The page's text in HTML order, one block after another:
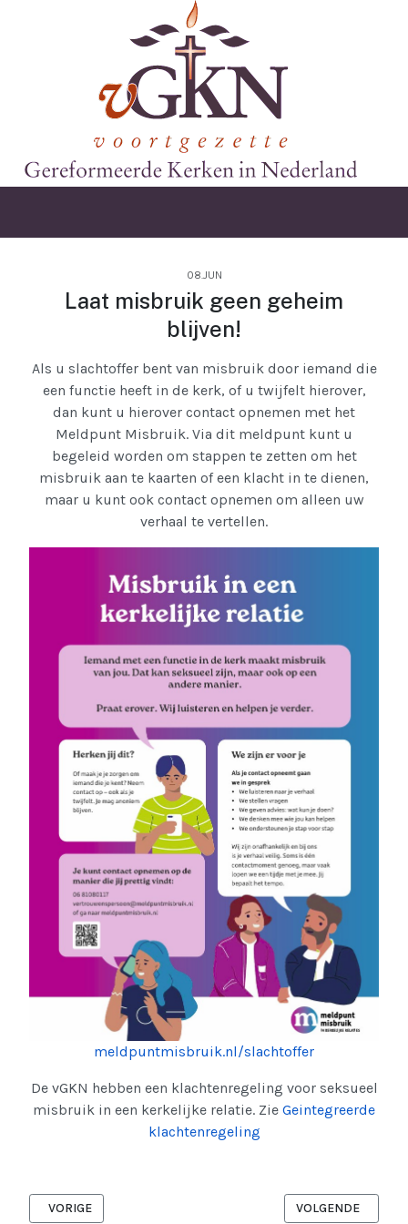
08.JUN
Laat misbruik geen geheim
blijven!
Als u slachtoffer bent van misbruik door iemand die
een functie heeft in de kerk, of u twijfelt hierover,
dan kunt u hierover contact opnemen met het
Meldpunt Misbruik. Via dit meldpunt kunt u
begeleid worden om stappen te zetten om het
misbruik aan te kaarten of een klacht in te dienen,
maar u kunt ook contact opnemen om alleen uw
verhaal te vertellen.
meldpuntmisbruik.nl/slachtoffer
De vGKN hebben een klachtenregeling voor seksueel
misbruik in een kerkelijke relatie. Zie Geintegreerde
klachtenregeling
VORIG ARTIKEL: LAAT MISBRUIK GEEN GEHEIM BLIJVEN!
VORIGE VOLGENDE
VOLGENDE